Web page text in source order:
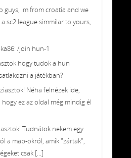
guys, im from croatia and we
sc2 league simmilar to yours,
/join hun-1
hogy tudok a hun
a játékban?
Néha felnézek ide,
ez az oldal még mindig él
Tudnátok nekem egy
a map-okról, amik "zártak",
csak [...]